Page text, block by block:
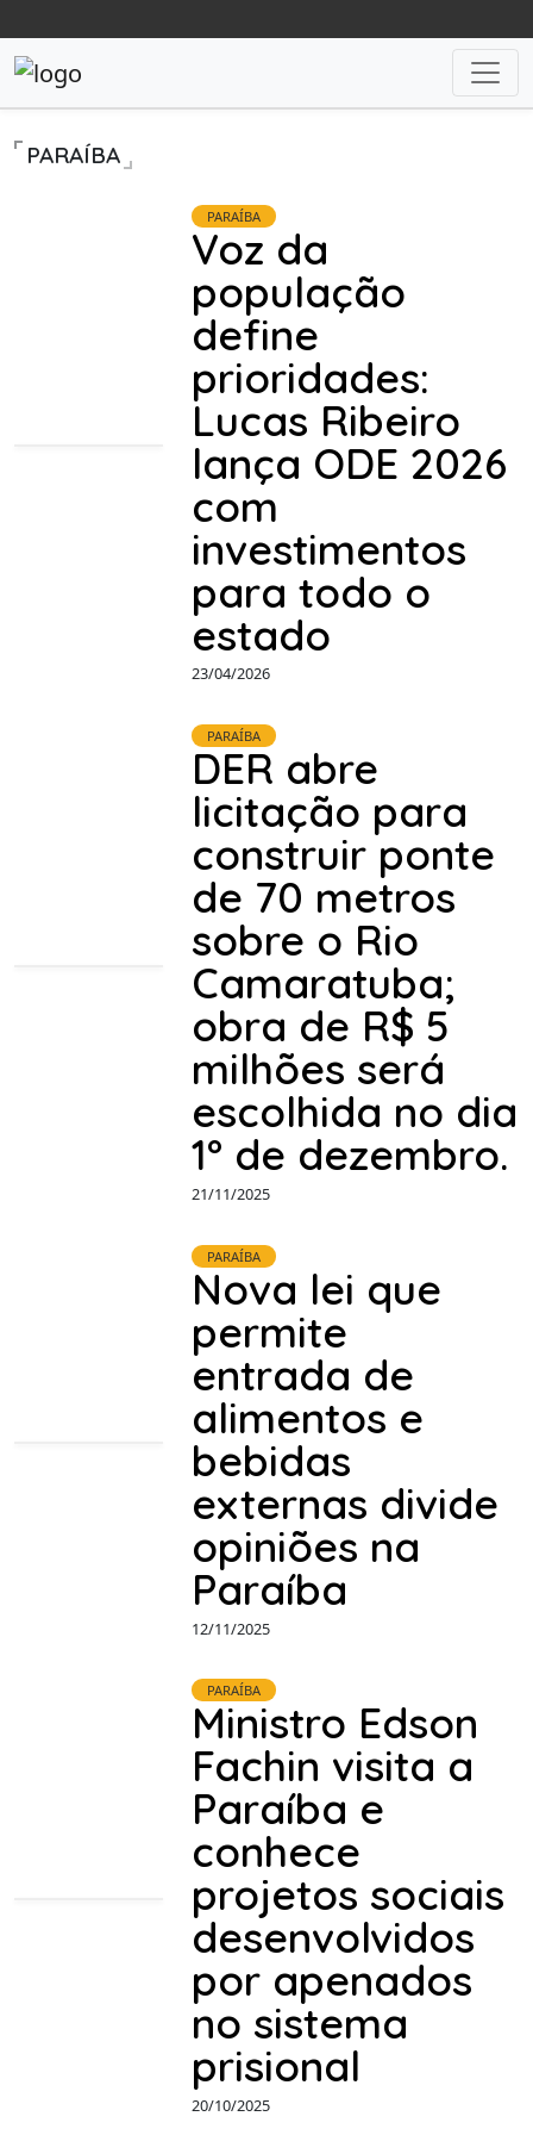
PARAÍBA
PARAÍBA
Voz da
população
define
prioridades:
Lucas Ribeiro
lança ODE 2026
com
investimentos
para todo o
estado
23/04/2026
PARAÍBA
DER abre
licitação para
construir ponte
de 70 metros
sobre o Rio
Camaratuba;
obra de R$ 5
milhões será
escolhida no dia
1º de dezembro.
21/11/2025
PARAÍBA
Nova lei que
permite
entrada de
alimentos e
bebidas
externas divide
opiniões na
Paraíba
12/11/2025
PARAÍBA
Ministro Edson
Fachin visita a
Paraíba e
conhece
projetos sociais
desenvolvidos
por apenados
no sistema
prisional
20/10/2025